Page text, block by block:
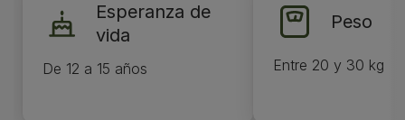
Esperanza de
vida
De 12 a 15 años
Peso
Entre 20 y 30 kg